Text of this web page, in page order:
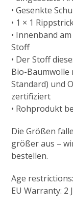
• Gesenkte
• 1 × 1
• Innenband
Stoff
• Der Stoff
Bio-Baumwolle
Standard) und
zertifiziert
• Rohprodukt
Die Größen
größer aus –
bestellen.
Age
EU Warranty: 2